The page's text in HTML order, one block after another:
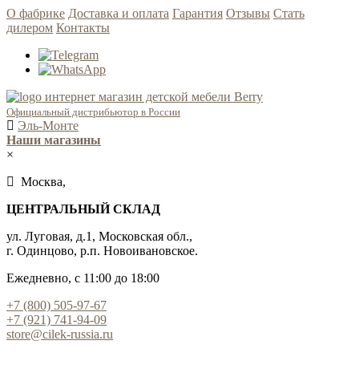
О фабрике Доставка и оплата Гарантия Отзывы Стать
дилером Контакты
Официальный дистрибьютор в России
Эль-Монте
Наши магазины
×
Москва,
ЦЕНТРАЛЬНЫЙ СКЛАД
ул. Луговая, д.1, Московская обл.,
г. Одинцово, р.п. Новоивановское.
Ежедневно, с 11:00 до 18:00
+7 (800) 505-97-67
+7 (921) 741-94-09
store@cilek-russia.ru